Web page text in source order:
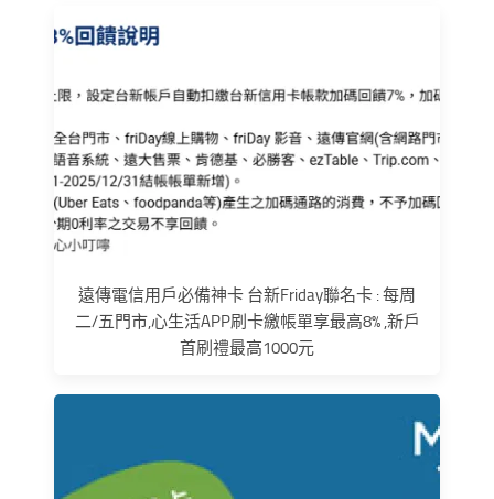
遠傳電信用戶必備神卡 台新Friday聯名卡 : 每周
二/五門市,心生活APP刷卡繳帳單享最高8% ,新戶
首刷禮最高1000元